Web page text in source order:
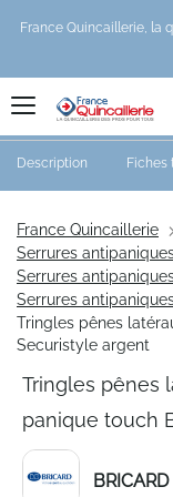
France Quincaillerie, la
France Quincaillerie
Serrures
Serrures
Serrures
Tringles pênes
Securistyle argent
Tringles pênes
panique touch
BRICARD
Description Fiches